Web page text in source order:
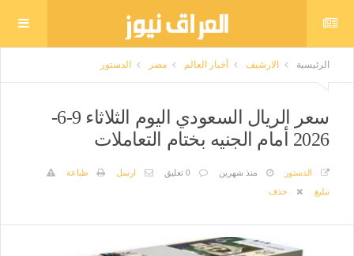
الرئيسية الارشيف أخبار العالم مصر الدستور
سعر الريال السعودي اليوم الثلاثاء 9-6-
2026 أمام الجنيه بختام التعاملات
الدستور منذ شهرين 0 تعليق ارسل
طباعة
تبليغ
حذف